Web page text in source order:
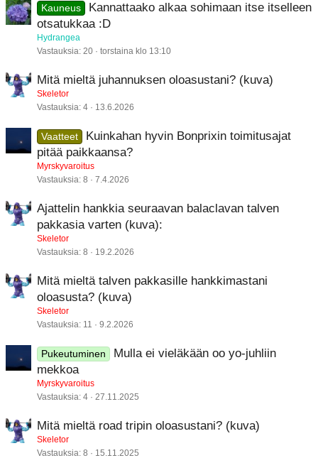
Kauneus
Kannattaako alkaa sohimaan itse itselleen
otsatukkaa :D
Hydrangea
Vastauksia 20 torstaina klo 13:10
Mitä mieltä juhannuksen oloasustani? (kuva)
Skeletor
Vastauksia 4 13.6.2026
Vaatteet
Kuinkahan hyvin Bonprixin toimitusajat
pitää paikkaansa?
Myrskyvaroitus
Vastauksia 8 7.4.2026
Ajattelin hankkia seuraavan balaclavan talven
pakkasia varten (kuva):
Skeletor
Vastauksia 8 19.2.2026
Mitä mieltä talven pakkasille hankkimastani
oloasusta? (kuva)
Skeletor
Vastauksia 11 9.2.2026
Pukeutuminen
Mulla ei vieläkään oo yo-juhliin
mekkoa
Myrskyvaroitus
Vastauksia 4 27.11.2025
Mitä mieltä road tripin oloasustani? (kuva)
Skeletor
Vastauksia 8 15.11.2025